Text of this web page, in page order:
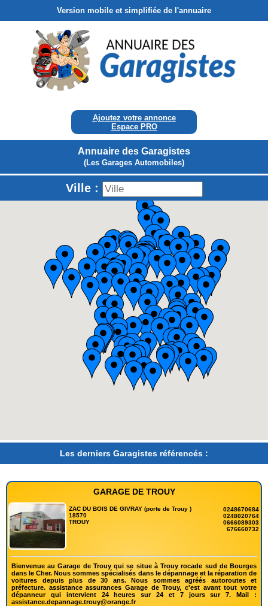
Version mobile et simplifiée de l'annuaire
Ajoutez votre annonce
Espace PRO
Annuaire des Garagistes
(Les Garages Automobiles)
Ville :
Les derniers Garagistes référencés :
GARAGE DE TROUY
ZAC DU BOIS DE GIVRAY (porte de Trouy )
18570
TROUY
0248670684
0248020764
0666089303
676660732
Bienvenue au Garage de Trouy qui se situe à Trouy rocade sud de Bourges
dans le Cher. Nous sommes spécialisés dans le dépannage et la réparation de
voitures depuis plus de 30 ans. Nous sommes agréés autoroutes et
préfecture. assistance assurances Garage de Trouy, c'est avant tout votre
dépanneur qui intervient 24 heures sur 24 et 7 jours sur 7. Mail :
assistance.depannage.trouy@orange.fr